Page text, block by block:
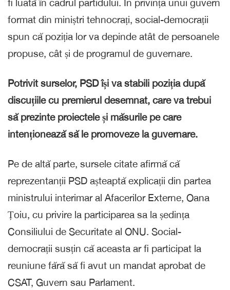
fi luată în cadrul partidului. În privința unui guvern
format din miniștri tehnocrați, social-democrații
spun că poziția lor va depinde atât de persoanele
propuse, cât și de programul de guvernare.
Potrivit surselor, PSD își va stabili poziția după
discuțiile cu premierul desemnat, care va trebui
să prezinte proiectele și măsurile pe care
intenționează să le promoveze la guvernare.
Pe de altă parte, sursele citate afirmă că
reprezentanții PSD așteaptă explicații din partea
ministrului interimar al Afacerilor Externe, Oana
Țoiu, cu privire la participarea sa la ședința
Consiliului de Securitate al ONU. Social-
democrații susțin că aceasta ar fi participat la
reuniune fără să fi avut un mandat aprobat de
CSAT, Guvern sau Parlament.